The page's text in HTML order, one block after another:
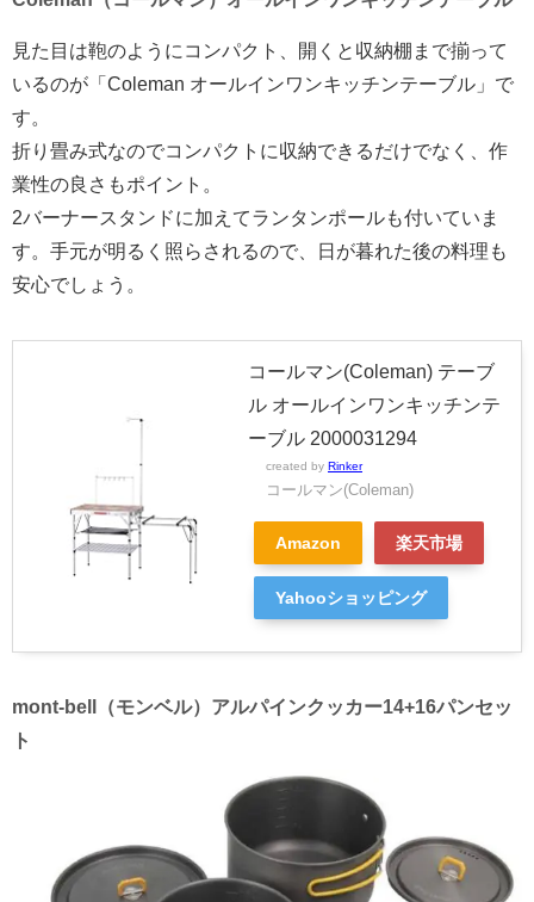
見た目は鞄のようにコンパクト、開くと収納棚まで揃って
いるのが「Coleman オールインワンキッチンテーブル」で
す。
折り畳み式なのでコンパクトに収納できるだけでなく、作
業性の良さもポイント。
2バーナースタンドに加えてランタンポールも付いていま
す。手元が明るく照らされるので、日が暮れた後の料理も
安心でしょう。
コールマン(Coleman) テーブ
ル オールインワンキッチンテ
ーブル 2000031294
created by Rinker
コールマン(Coleman)
Amazon 楽天市場
Yahooショッピング
mont-bell（モンベル）アルパインクッカー14+16パンセッ
ト